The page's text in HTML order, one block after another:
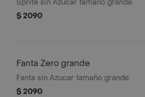
Sprite sin Azucar tamaño grande.
$ 2090
Fanta Zero grande
Fanta sin Azucar tamaño grande.
$ 2090